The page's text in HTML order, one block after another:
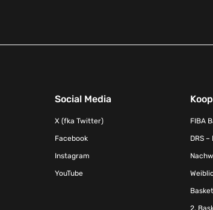
Social Media
X (fka Twitter)
Facebook
Instagram
YouTube
FIBA
DRS
2.